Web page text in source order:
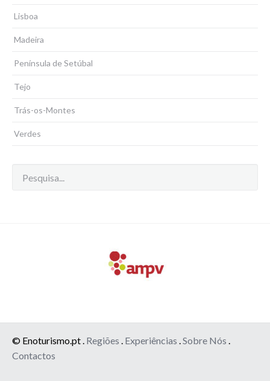
Lisboa
Madeira
Península de Setúbal
Tejo
Trás-os-Montes
Verdes
© Enoturismo.pt . Regiões . Experiências .Sobre Nós .
Contactos